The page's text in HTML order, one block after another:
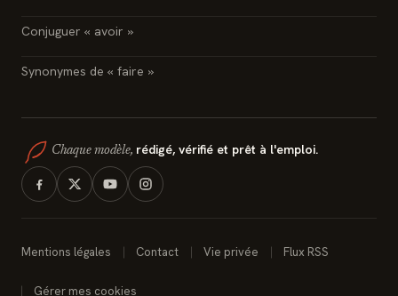
Conjuguer « avoir »
Synonymes de « faire »
Chaque modèle, rédigé, vérifié et prêt à l'emploi.
Mentions légales Contact Vie privée Flux RSS
Gérer mes cookies